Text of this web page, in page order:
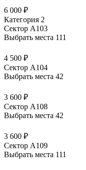
6 000 ₽
Категория 2
Сектор А103
Выбрать места 111
4 500 ₽
Сектор А104
Выбрать места 42
3 600 ₽
Сектор А108
Выбрать места 42
3 600 ₽
Сектор А109
Выбрать места 111